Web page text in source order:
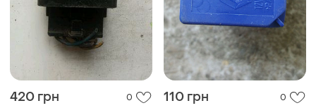
420 грн 0 110 грн 0